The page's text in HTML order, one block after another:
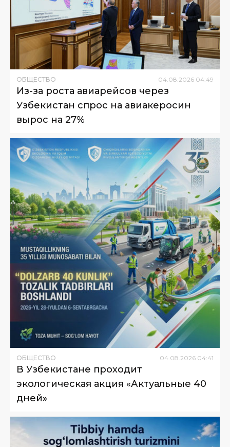
ОБЩЕСТВО 04.08.2026 04:49
Из-за роста авиарейсов через
Узбекистан спрос на авиакеросин
вырос на 27%
ОБЩЕСТВО 04.08.2026 04:41
В Узбекистане проходит
экологическая акция «Актуальные 40
дней»